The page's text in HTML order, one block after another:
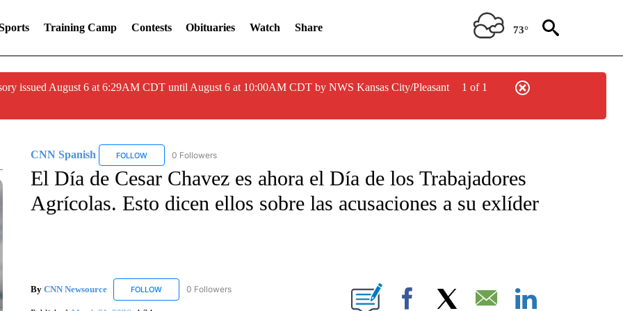
Training Camp Contests Obituaries Watch Share 73°
issued August 6 at 6:29AM CDT until August 6 at 10:00AM CDT by NWS Kansas City/Pleasant
1 of 1
CNN Spanish FOLLOWFOLLOW "CNN SPANISH" TO RECEIVE NOTIFICATIONS ABOUT NEW PAGES ON "CNN SPANISH".
0 Followers
El Día de Cesar Chavez es ahora el Día de los Trabajadores
Agrícolas. Esto dicen ellos sobre las acusaciones a su exlíder
By CNN Newsource FOLLOWFOLLOW "CNN NEWSOURCE" TO RECEIVE NOTIFICATIONS ABOUT NEW PAGES ON "CNN NEWSOURCE".
0 Followers